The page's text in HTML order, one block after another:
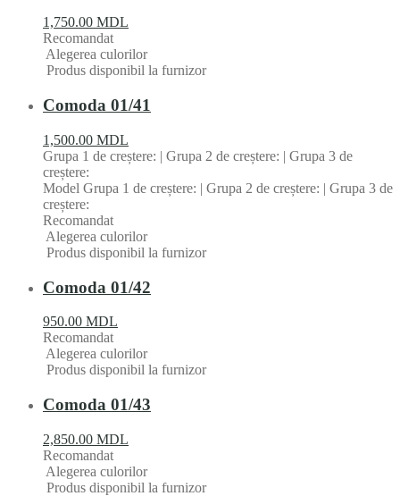
1,750.00 MDL
Recomandat
Alegerea culorilor
Produs disponibil la furnizor
Comoda 01/41
1,500.00 MDL
Grupa 1 de creștere: | Grupa 2 de creștere: | Grupa 3 de
creștere:
Model Grupa 1 de creștere: | Grupa 2 de creștere: | Grupa 3 de
creștere:
Recomandat
Alegerea culorilor
Produs disponibil la furnizor
Comoda 01/42
950.00 MDL
Recomandat
Alegerea culorilor
Produs disponibil la furnizor
Comoda 01/43
2,850.00 MDL
Recomandat
Alegerea culorilor
Produs disponibil la furnizor